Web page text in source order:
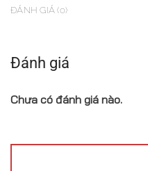
ĐÁNH GIÁ (0)
Đánh giá
Chưa có đánh giá nào.